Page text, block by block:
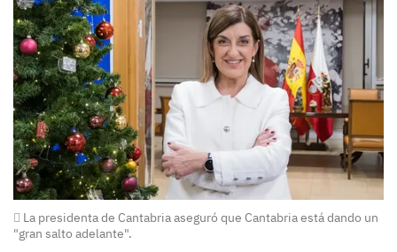
La presidenta de Cantabria aseguró que Cantabria está dando un
"gran salto adelante".